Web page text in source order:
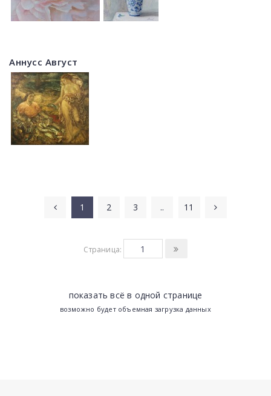
Аннусс Август
1 2 3 .. 11
Страница:
показать всё в одной странице
возможно будет объемная загрузка данных